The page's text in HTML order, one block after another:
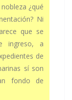
¿qué
Ni
que se
ingreso, a
de
sí son
fondo de